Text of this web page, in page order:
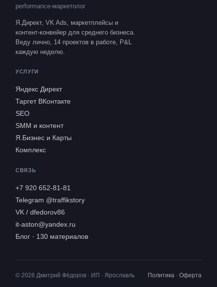
performance-маркетолог
Я.Директ, VK Ads, маркетплейсы и
контент-конвейер для среднего бизнеса.
Веду лично, 14 проектов в работе, P&L
каждую неделю.
УСЛУГИ
Яндекс Директ
Таргет ВКонтакте
SEO
SMM и контент
Я.Бизнес и Карты
Комплекс
СВЯЗЬ
+7 920 652-81-81
Telegram @traffikstory
VK / dfedorov86
it-aston@yandex.ru
Блог · 130 материалов
© 2026 Дмитрий Фёдоров · ИП · Ярославль Политика · Оферта